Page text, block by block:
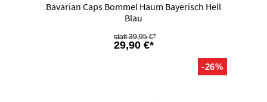
Bavarian Caps Bommel Haum Bayerisch Hell
Blau
29,90 €*
39,95 €*
-26%